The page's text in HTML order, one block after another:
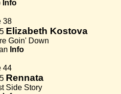
Info
38
Elizabeth Kostova
Goin' Down
Info
44
Rennata
Side Story